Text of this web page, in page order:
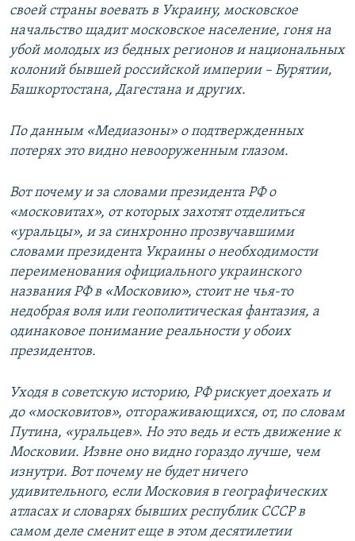
своей страны воевать в Украину, московское
начальство щадит московское население, гоня на
убой молодых из бедных регионов и национальных
колоний бывшей российской империи – Бурятии,
Башкортостана, Дагестана и других.
По данным «Медиазоны» о подтвержденных
потерях это видно невооруженным глазом.
Вот почему и за словами президента РФ о
«московитах», от которых захотят отделиться
«уральцы», и за синхронно прозвучавшими
словами президента Украины о необходимости
переименования официального украинского
названия РФ в «Московию», стоит не чья-то
недобрая воля или геополитическая фантазия, а
одинаковое понимание реальности у обоих
президентов.
Уходя в советскую историю, РФ рискует доехать и
до «московитов», отгораживающихся, от, по словам
Путина, «уральцев». Но это ведь и есть движение к
Московии. Извне оно видно гораздо лучше, чем
изнутри. Вот почему не будет ничего
удивительного, если Московия в географических
атласах и словарях бывших республик СССР в
самом деле сменит еще в этом десятилетии